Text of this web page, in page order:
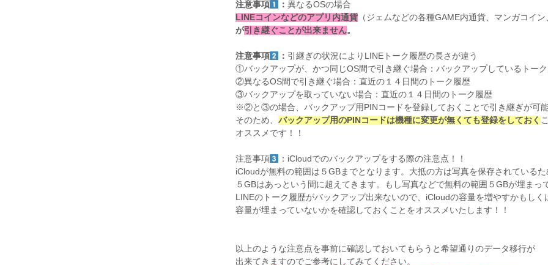
注意事項 ： 異なるOSの場合
LINEコインなどのアプリ内通貨（ジェムなどの各種GAME内通貨、マンガコイン
が引き継ぐことが出来ません。
注意事項 ： 引継ぎの状況によりLINEトーク履歴の長さが違う
①バックアップが、かつ同じOS間で引き継ぐ場合：バックアップしているトー
②異なるOS間で引き継ぐ場合：直近の１４日間のトーク履歴
③バックアップを取っていない場合：直近の１４日間のトーク履歴
※②と③の場合、バックアップ用PINコードを登録しておくことで引き継ぎが可
そのため、 バックアップ用のPINコードは機種に変更が無くても登録をしておく
オススメです！！
注意事項
：iCloudでのバックアップをする際の注意点！！
iCloudが無料の範囲は５GBまでとなります。大抵の方は写真を保存されているた
５GBはあっという間に超えてきます。もし写真などで無料の範囲５GBが埋まっ
LINEのトーク履歴がバックアップ出来ないので、iCloudの容量を増やすかもしく
容量が埋まっていないかを確認しておくことをオススメいたします！！
以上のような注意点を事前に確認しておいてもらうと希望通りのデータ移行が
出来てきますのでご参考にしてみてください。